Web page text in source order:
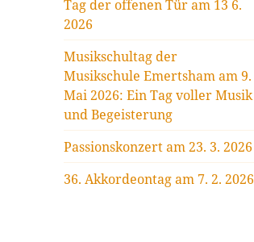
Tag der offenen Tür am 13 6.
2026
Musikschultag der
Musikschule Emertsham am 9.
Mai 2026: Ein Tag voller Musik
und Begeisterung
Passionskonzert am 23. 3. 2026
36. Akkordeontag am 7. 2. 2026